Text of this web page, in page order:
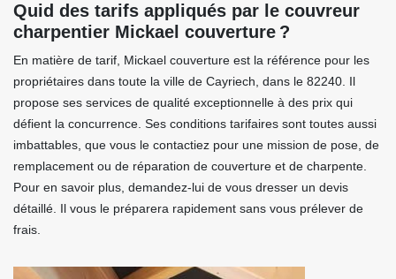
Quid des tarifs appliqués par le couvreur
charpentier Mickael couverture ?
En matière de tarif, Mickael couverture est la référence pour les
propriétaires dans toute la ville de Cayriech, dans le 82240. Il
propose ses services de qualité exceptionnelle à des prix qui
défient la concurrence. Ses conditions tarifaires sont toutes aussi
imbattables, que vous le contactiez pour une mission de pose, de
remplacement ou de réparation de couverture et de charpente.
Pour en savoir plus, demandez-lui de vous dresser un devis
détaillé. Il vous le préparera rapidement sans vous prélever de
frais.